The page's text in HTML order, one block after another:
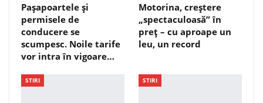
Pașapoartele și
permisele de
conducere se
scumpesc. Noile tarife
vor intra în vigoare…
Motorina, creștere
„spectaculoasă” în
preț – cu aproape un
leu, un record
STIRI STIRI